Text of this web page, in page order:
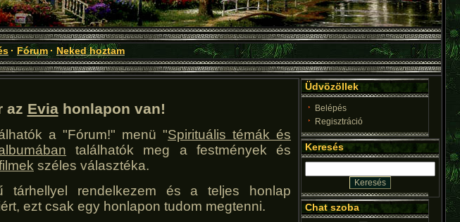
· Fórum ·Neked hoztam
az Eviahonlapon van!
a "Fórum!" menü "Spirituális témák és
találhatók meg a festmények és
széles választéka.
rendelkezem és a teljes honlap
ezt csak egy honlapon tudom megtenni.
Üdvözöllek
Belépés
Regisztráció
Keresés
Chat szoba